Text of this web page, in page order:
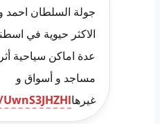
جولة السلطان احمد
الاكثر حيوية في
عدة اماكن سياحية
مساجد و أسواق و
غيرها